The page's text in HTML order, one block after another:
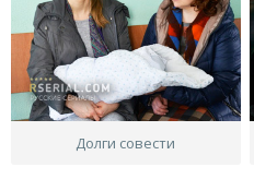
Долги совести